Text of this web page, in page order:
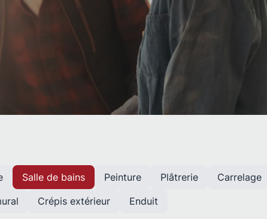
Salle de bains Peinture Plâtrerie Carrelage
Crépis extérieur Enduit